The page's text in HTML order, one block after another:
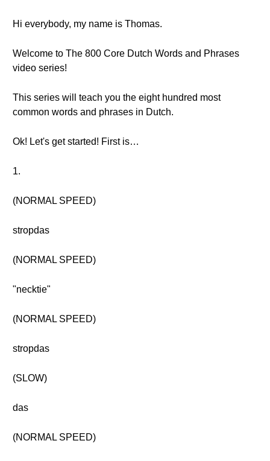
Hi everybody, my name is Thomas.
Welcome to The 800 Core Dutch Words and Phrases
video series!
This series will teach you the eight hundred most
common words and phrases in Dutch.
Ok! Let's get started! First is…
1.
(NORMAL SPEED)
stropdas
(NORMAL SPEED)
"necktie"
(NORMAL SPEED)
stropdas
(SLOW)
das
(NORMAL SPEED)